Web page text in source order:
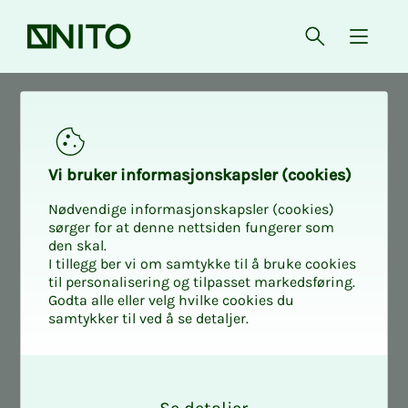
Forsiden Åpne søk
{
Aktuelt
Her finner du aktuelle saker fra NITO.
Student
Vi bru­­­ker in­­­for­­­ma­­­sjons­­­kaps­­­­­ler (cookies)
Nødvendige informasjonskapsler (cookies)
sørger for at denne nettsiden fungerer som
den skal.
I tillegg ber vi om samtykke til å bruke cookies
til personalisering og tilpasset markedsføring.
Godta alle eller velg hvilke cookies du
samtykker til ved å se detaljer.